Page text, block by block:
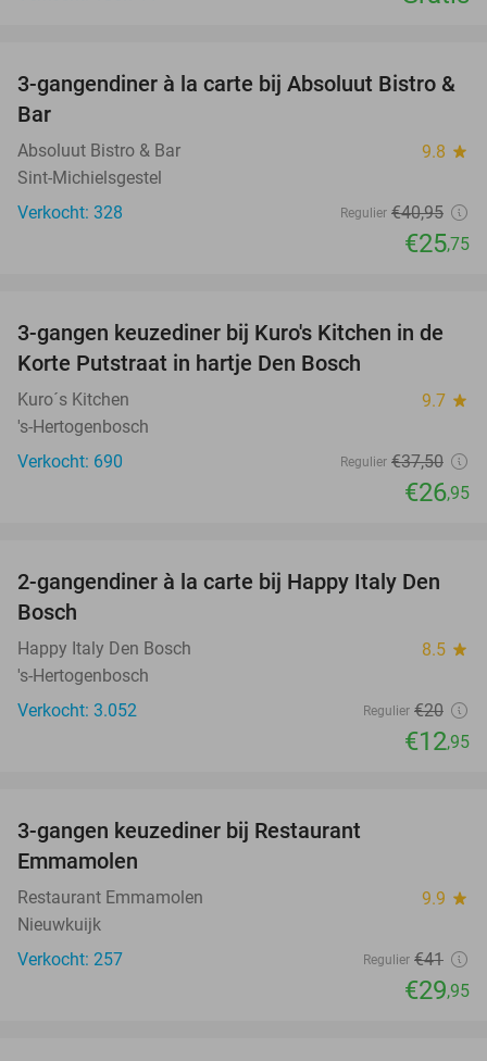
37%
3-gangendiner à la carte bij Absoluut Bistro &
Bar
Absoluut Bistro & Bar 9.8 star
Sint-Michielsgestel
Verkocht: 328
Regulier €40,95
€25,75
28%
3-gangen keuzediner bij Kuro's Kitchen in de
Korte Putstraat in hartje Den Bosch
Kuro´s Kitchen 9.7 star
's-Hertogenbosch
Verkocht: 690
Regulier €37,50
€26,95
35%
2-gangendiner à la carte bij Happy Italy Den
Bosch
Happy Italy Den Bosch 8.5 star
's-Hertogenbosch
Verkocht: 3.052
Regulier €20
€12,95
3-gangen keuzediner bij Restaurant
Emmamolen
Restaurant Emmamolen 9.9 star
Nieuwkuijk
Verkocht: 257
Regulier €41
€29,95